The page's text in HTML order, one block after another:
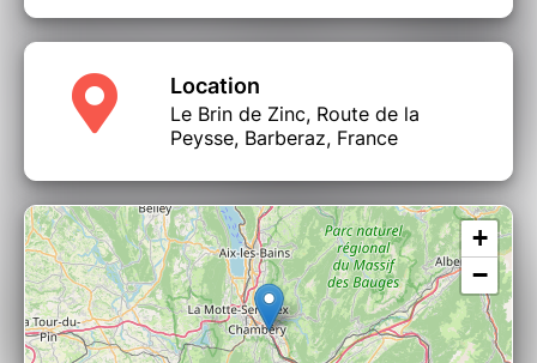
Location
Le Brin de Zinc, Route de la
Peysse, Barberaz, France
+
−